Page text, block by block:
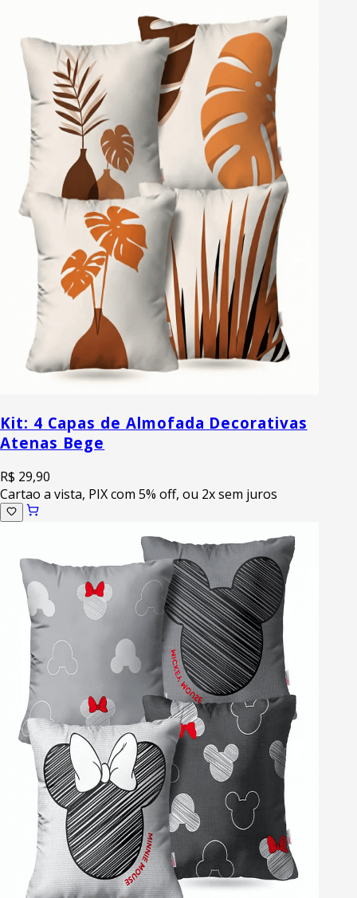
Kit: 4 Capas de Almofada Decorativas
Atenas Bege
R$ 29,90
Cartao a vista, PIX com 5% off, ou 2x sem juros